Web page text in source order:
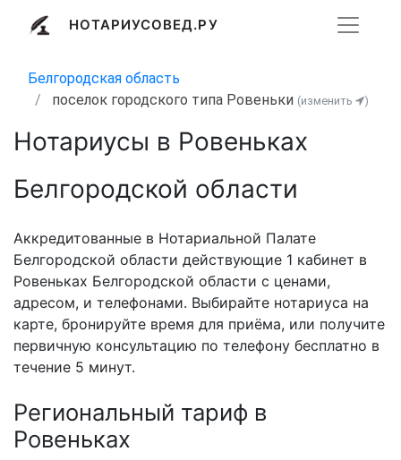
НОТАРИУСОВЕД.РУ
Белгородская область
поселок городского типа Ровеньки (изменить )
Нотариусы в Ровеньках
Белгородской области
Аккредитованные в Нотариальной Палате
Белгородской области действующие 1 кабинет в
Ровеньках Белгородской области с ценами,
адресом, и телефонами. Выбирайте нотариуса на
карте, бронируйте время для приёма, или получите
первичную консультацию по телефону бесплатно в
течение 5 минут.
Региональный тариф в
Ровеньках